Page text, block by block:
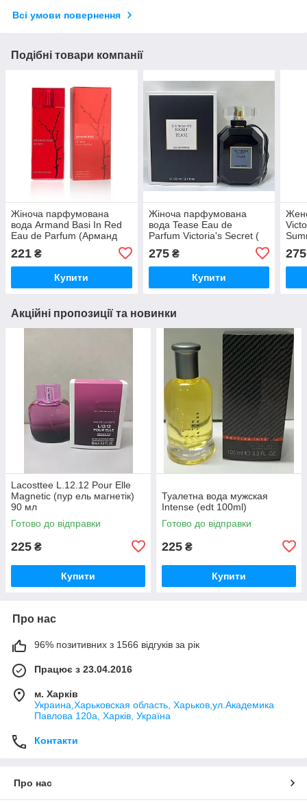
Всі умови повернення
Подібні товари компанії
Жіноча парфумована
вода Armand Basi In Red
Eau de Parfum (Арманд
Басі Інд О Де Парфуми)
100 мл
221 ₴
Купити
Жіноча парфумована
вода Tease Eau de
Parfum Victoria's Secret (
) 100мл
275₴
Купити
275
Акційні пропозиції та новинки
Lacosttee L.12.12 Pour Elle
Magnetic (пур ель магнетік)
90 мл
Готово до відправки
225 ₴
Купити
Туалетна вода мужская
Intense (edt 100ml)
Готово до відправки
225 ₴
Купити
Про нас
96% позитивних з 1566 відгуків за рік
Працює з 23.04.2016
м. Харків
Украина,Харьковская область, Харьков,ул.Академика
Павлова 120а, Харків, Україна
Контакти
Про нас